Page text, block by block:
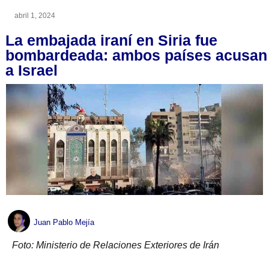
abril 1, 2024
La embajada iraní en Siria fue
bombardeada: ambos países acusan
a Israel
Juan Pablo Mejía
Foto: Ministerio de Relaciones Exteriores de Irán